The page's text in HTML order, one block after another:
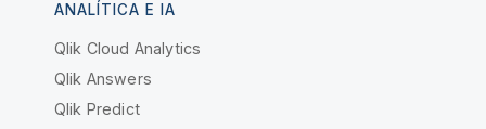
ANALÍTICA E IA
Qlik Cloud Analytics
Qlik Answers
Qlik Predict